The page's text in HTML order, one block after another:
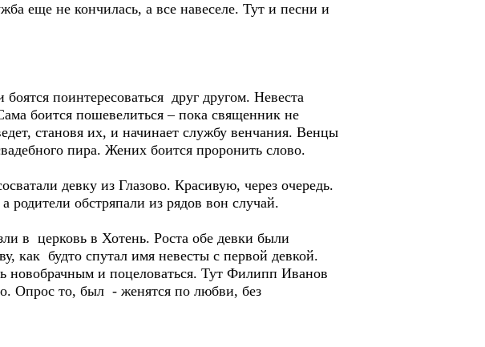
еще не кончилась, а все навеселе. Тут и песни и
поинтересоваться друг другом. Невеста
боится пошевелиться – пока священник не
становя их, и начинает службу венчания. Венцы
пира. Жених боится проронить слово.
девку из Глазово. Красивую, через очередь.
обстряпали из рядов вон случай.
в церковь в Хотень. Роста обе девки были
как будто спутал имя невесты с первой девкой.
новобрачным и поцеловаться. Тут Филипп Иванов
Опрос то, был - женятся по любви, без